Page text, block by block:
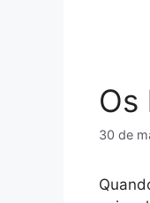
Os
30 de